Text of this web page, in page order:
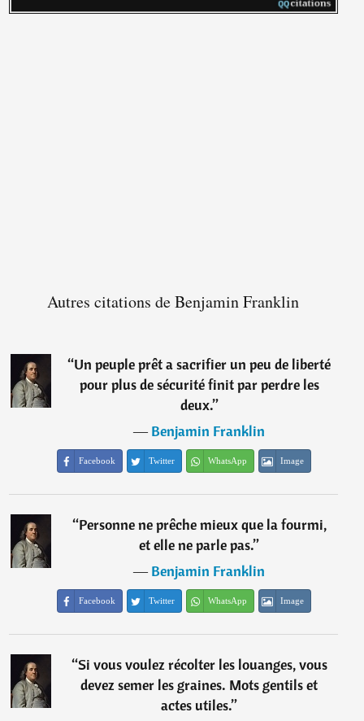
Autres citations de Benjamin Franklin
“Un peuple prêt a sacrifier un peu de liberté
pour plus de sécurité finit par perdre les
deux.”
―Benjamin Franklin
Facebook Twitter WhatsApp Image
“Personne ne prêche mieux que la fourmi,
et elle ne parle pas.”
―Benjamin Franklin
Facebook Twitter WhatsApp Image
“Si vous voulez récolter les louanges, vous
devez semer les graines. Mots gentils et
actes utiles.”